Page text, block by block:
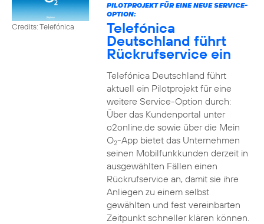
Credits: Telefónica
PILOTPROJEKT FÜR EINE NEUE SERVICE-
OPTION:
Telefónica
Deutschland führt
Rückrufservice ein
Telefónica Deutschland führt
aktuell ein Pilotprojekt für eine
weitere Service-Option durch:
Über das Kundenportal unter
o2online.de sowie über die Mein
O2-App bietet das Unternehmen
seinen Mobilfunkkunden derzeit in
ausgewählten Fällen einen
Rückrufservice an, damit sie ihre
Anliegen zu einem selbst
gewählten und fest vereinbarten
Zeitpunkt schneller klären können.